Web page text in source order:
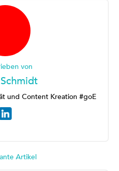
von
und Content Kreation #goE
Artikel